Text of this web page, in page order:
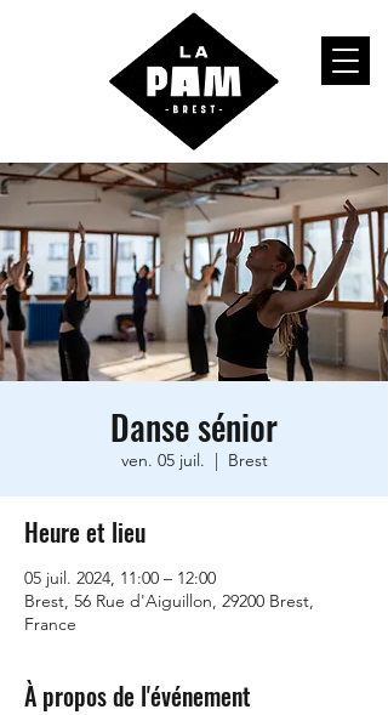
Danse sénior
ven. 05 juil.
  |
Brest
Heure et lieu
05 juil. 2024, 11:00 – 12:00
Brest, 56 Rue d'Aiguillon, 29200 Brest,
France
À propos de l'événement